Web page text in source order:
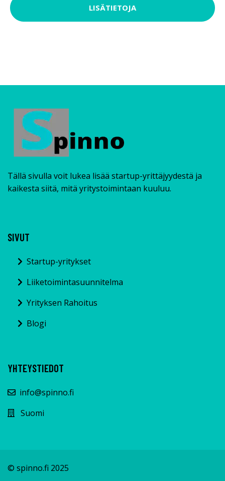
LISÄTIETOJA
Tällä sivulla voit lukea lisää startup-yrittäjyydestä ja
kaikesta siitä, mitä yritystoimintaan kuuluu.
SIVUT
Startup-yritykset
Liiketoimintasuunnitelma
Yrityksen Rahoitus
Blogi
YHTEYSTIEDOT
info@spinno.fi
Suomi
© spinno.fi 2025